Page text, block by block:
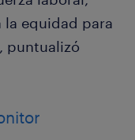
la equidad para
puntualizó